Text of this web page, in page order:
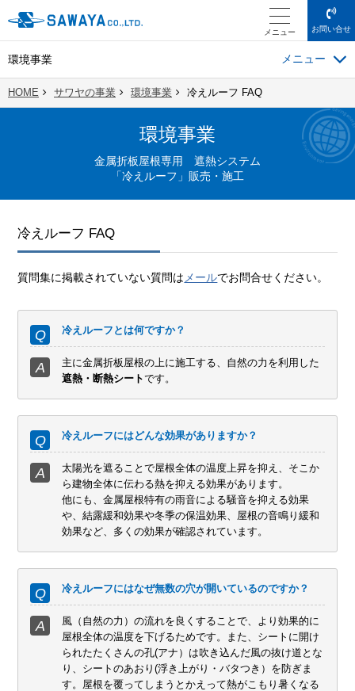
メニュー お問い合せ
環境事業
HOME サワヤの事業 環境事業 冷えルーフ FAQ
環境事業
金属折板屋根専用 遮熱システム
「冷えルーフ」販売・施工
冷えルーフ FAQ
質問集に掲載されていない質問は メールでお問合せください。
冷えルーフとは何ですか？
主に金属折板屋根の上に施工する、自然の力を利用した
遮熱・断熱シートです。
冷えルーフにはどんな効果がありますか？
太陽光を遮ることで屋根全体の温度上昇を抑え、そこか
ら建物全体に伝わる熱を抑える効果があります。
他にも、金属屋根特有の雨音による騒音を抑える効果
や、結露緩和効果や冬季の保温効果、屋根の音鳴り緩和
効果など、多くの効果が確認されています。
冷えルーフにはなぜ無数の穴が開いているのですか？
風（自然の力）の流れを良くすることで、より効果的に
屋根全体の温度を下げるためです。また、シートに開け
られたたくさんの孔(アナ）は吹き込んだ風の抜け道とな
り、シートのあおり(浮き上がり・バタつき）を防ぎま
す。屋根を覆ってしまうとかえって熱がこもり暑くなる